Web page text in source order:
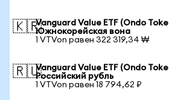
🇰🇷Vanguard Value ETF (Ondo
Южнокорейская вона
1 VTVon равен 322 319,34 ₩
🇷🇺Vanguard Value ETF (Ondo
Российский рубль
1 VTVon равен 18 794,62 ₽